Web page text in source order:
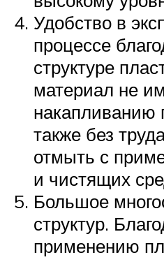
Удобство в
процессе
структуре
материал не
накапливанию
также без
отмыть с
и чистящих
Большое
структур.
применению